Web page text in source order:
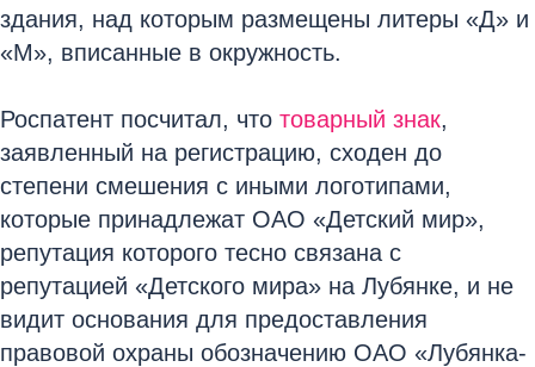
здания, над которым размещены литеры «Д» и
«М», вписанные в окружность.
Роспатент посчитал, что товарный знак,
заявленный на регистрацию, сходен до
степени смешения с иными логотипами,
которые принадлежат ОАО «Детский мир»,
репутация которого тесно связана с
репутацией «Детского мира» на Лубянке, и не
видит основания для предоставления
правовой охраны обозначению ОАО «Лубянка-